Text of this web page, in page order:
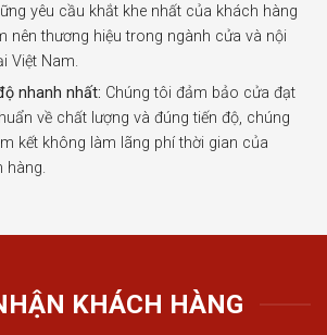
yêu cầu khắt khe nhất của khách hàng
nên thương hiệu trong ngành cửa và nội
Việt Nam.
nhanh nhất: Chúng tôi đảm bảo cửa đạt
về chất lượng và đúng tiến độ, chúng
kết không làm lãng phí thời gian của
hàng.
KHÁCH HÀNG